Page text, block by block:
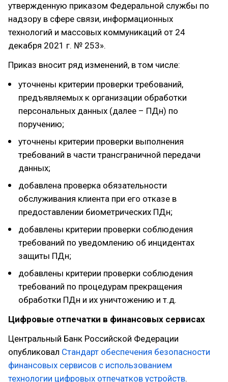
утвержденную приказом Федеральной службы по
надзору в сфере связи, информационных
технологий и массовых коммуникаций от 24
декабря 2021 г. № 253».
Приказ вносит ряд изменений, в том числе:
уточнены критерии проверки требований,
предъявляемых к организации обработки
персональных данных (далее – ПДн) по
поручению;
уточнены критерии проверки выполнения
требований в части трансграничной передачи
данных;
добавлена проверка обязательности
обслуживания клиента при его отказе в
предоставлении биометрических ПДн;
добавлены критерии проверки соблюдения
требований по уведомлению об инцидентах
защиты ПДн;
добавлены критерии проверки соблюдения
требований по процедурам прекращения
обработки ПДн и их уничтожению и т.д.
Цифровые отпечатки в финансовых сервисах
Центральный Банк Российской Федерации
опубликовал Стандарт обеспечения безопасности
финансовых сервисов с использованием
технологии цифровых отпечатков устройств.